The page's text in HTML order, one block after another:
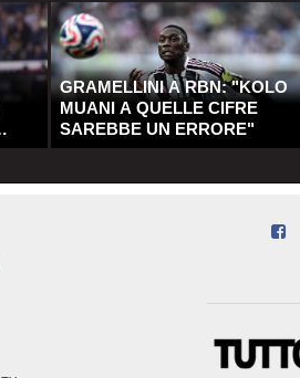
GRAMELLINI A RBN: "KOLO
MUANI A QUELLE CIFRE
SAREBBE UN ERRORE"